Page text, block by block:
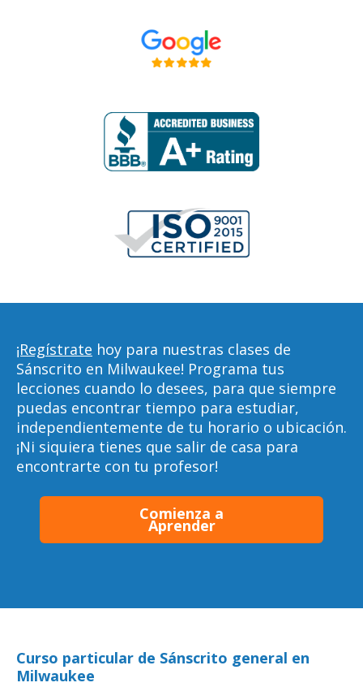
¡Regístrate hoy para nuestras clases de
Sánscrito en Milwaukee! Programa tus
lecciones cuando lo desees, para que siempre
puedas encontrar tiempo para estudiar,
independientemente de tu horario o ubicación.
¡Ni siquiera tienes que salir de casa para
encontrarte con tu profesor!
Comienza a
Aprender
Curso particular de Sánscrito general en
Milwaukee